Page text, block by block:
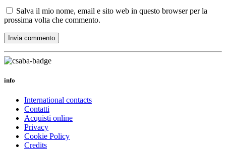
Salva il mio nome, email e sito web in questo browser per la
prossima volta che commento.
info
International contacts
Contatti
Acquisti online
Privacy
Cookie Policy
Credits